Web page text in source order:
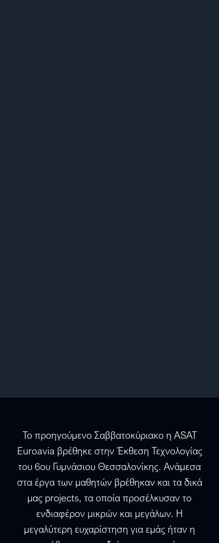
Το προηγούμενο Σαββατοκύριακο η ASAT
Euroavia βρέθηκε στην Έκθεση Τεχνολογίας
του 6ου Γυμνάσιου Θεσσαλονίκης. Ανάμεσα
στα έργα των μαθητών βρέθηκαν και τα δικά
μας projects, τα οποία προσέλκυσαν το
ενδιαφέρον μικρών και μεγάλων. Η
μεγαλύτερη ευχαρίστηση για εμάς ήταν η